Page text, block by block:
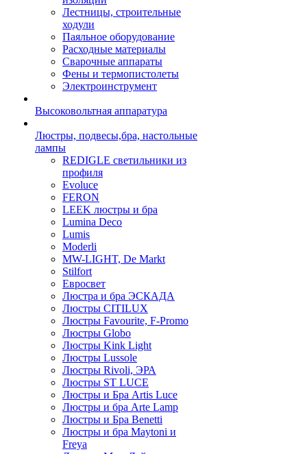
Лестницы, строительные
ходули
Паяльное оборудование
Расходные материалы
Сварочные аппараты
Фены и термопистолеты
Электроинструмент
Высоковольтная аппаратура
Люстры, подвесы,бра, настольные
лампы
REDIGLE светильники из
профиля
Evoluce
FERON
LEEK люстры и бра
Lumina Deco
Lumis
Moderli
MW-LIGHT, De Markt
Stilfort
Евросвет
Люстра и бра ЭСКАДА
Люстры CITILUX
Люстры Favourite, F-Promo
Люстры Globo
Люстры Kink Light
Люстры Lussole
Люстры Rivoli, ЭРА
Люстры ST LUCE
Люстры и Бра Artis Luce
Люстры и бра Arte Lamp
Люстры и Бра Benetti
Люстры и бра Maytoni и
Freya